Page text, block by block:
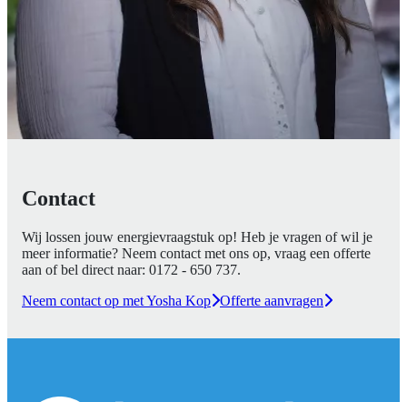
Contact
Wij lossen jouw energievraagstuk op! Heb je vragen of wil je
meer informatie? Neem contact met ons op, vraag een offerte
aan of bel direct naar: 0172 - 650 737.
Neem contact op met Yosha Kop Offerte aanvragen